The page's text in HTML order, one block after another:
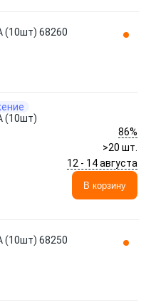
(10шт) 68260
(10шт)
86%
>20 шт.
12 - 14 августа
В корзину
(10шт) 68250